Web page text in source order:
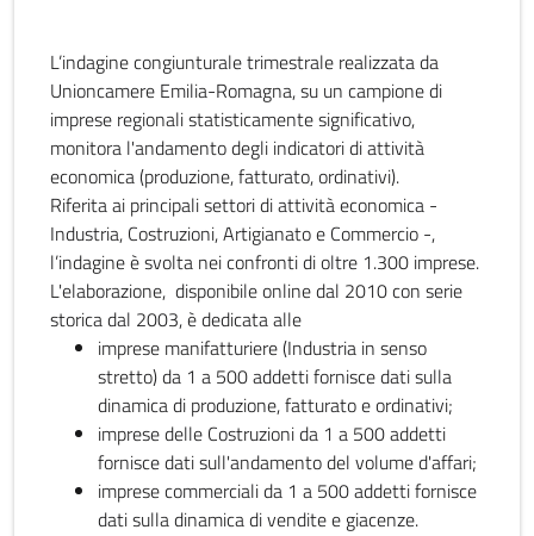
L’indagine congiunturale trimestrale realizzata da
Unioncamere Emilia-Romagna, su un campione di
imprese regionali statisticamente significativo,
monitora l'andamento degli indicatori di attività
economica (produzione, fatturato, ordinativi).
Riferita ai principali settori di attività economica -
Industria, Costruzioni, Artigianato e Commercio -,
l’indagine è svolta nei confronti di oltre 1.300 imprese.
L'elaborazione, disponibile online dal 2010 con serie
storica dal 2003, è dedicata alle
imprese manifatturiere (Industria in senso
stretto) da 1 a 500 addetti fornisce dati sulla
dinamica di produzione, fatturato e ordinativi;
imprese delle Costruzioni da 1 a 500 addetti
fornisce dati sull'andamento del volume d'affari;
imprese commerciali da 1 a 500 addetti fornisce
dati sulla dinamica di vendite e giacenze.